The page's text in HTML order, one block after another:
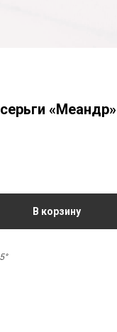
«Меандр»
В корзину